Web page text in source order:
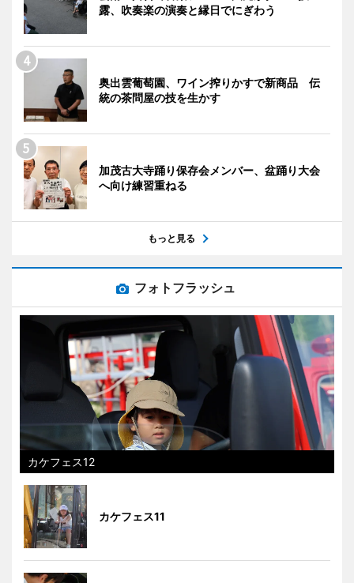
露、吹奏楽の演奏と縁日でにぎわう
奥出雲葡萄園、ワイン搾りかすで新商品 伝
統の茶問屋の技を生かす
加茂古大寺踊り保存会メンバー、盆踊り大会
へ向け練習重ねる
もっと見る
フォトフラッシュ
カケフェス12
カケフェス11